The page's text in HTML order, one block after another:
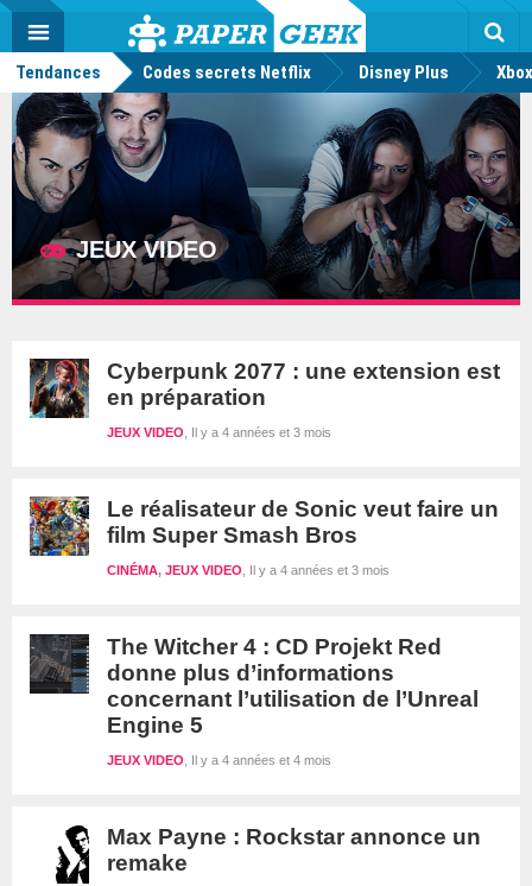
Actu
geek
MENU
Tendances Codes secrets Netflix Disney Plus
JEUX VIDEO
Cyberpunk 2077 : une extension est
en préparation
Il y a 4 années et 3 mois
JEUX VIDEO
Le réalisateur de Sonic veut faire un
film Super Smash Bros
Il y a 4 années et 3 mois
CINÉMA, JEUX VIDEO
The Witcher 4 : CD Projekt Red
donne plus d’informations
concernant l’utilisation de l’Unreal
Engine 5
Il y a 4 années et 4 mois
JEUX VIDEO
Max Payne : Rockstar annonce un
remake
Mode
FacebookTwitter Youtube